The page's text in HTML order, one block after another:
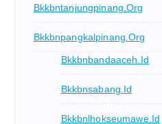
Bkkbntanjungpinang.org
Bkkbnpangkalpinang.org
Bkkbnbandaaceh.id
Bkkbnsabang.id
Bkkbnlhokseumawe.id